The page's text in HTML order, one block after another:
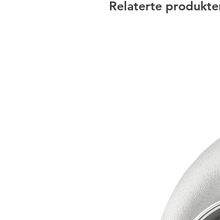
Relaterte